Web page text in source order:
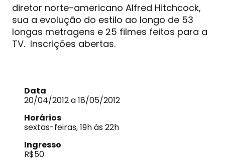
diretor norte-americano Alfred Hitchcock,
sua a evolução do estilo ao longo de 53
longas metragens e 25 filmes feitos para a
TV. Inscrições abertas.
Data
20/04/2012 a 18/05/2012
Horários
sextas-feiras, 19h às 22h
Ingresso
R$50